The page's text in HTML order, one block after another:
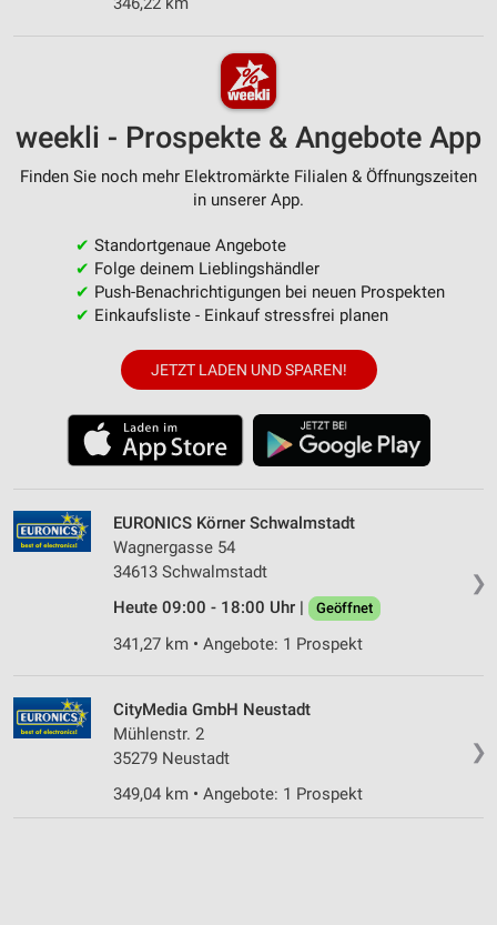
weekli - Prospekte & Angebote App
Finden Sie noch mehr Elektromärkte Filialen & Öffnungszeiten
in unserer App.
✔ Standortgenaue Angebote
✔ Folge deinem Lieblingshändler
✔ Push-Benachrichtigungen bei neuen Prospekten
✔ Einkaufsliste - Einkauf stressfrei planen
JETZT LADEN UND SPAREN!
❯
EURONICS Körner Schwalmstadt
Wagnergasse 54
34613 Schwalmstadt
Heute 09:00 - 18:00 Uhr |
Geöffnet
341,27 km • Angebote: 1 Prospekt
❯
CityMedia GmbH Neustadt
Mühlenstr. 2
35279 Neustadt
349,04 km • Angebote: 1 Prospekt